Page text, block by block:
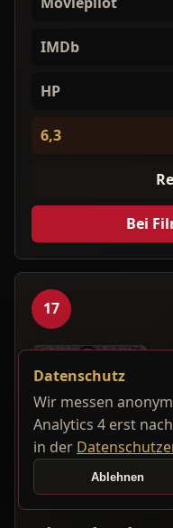
IMDb
HP
6,3
Bei
17
Datenschutz
Wir messen
Analytics 4 erst
in der
Ablehnen